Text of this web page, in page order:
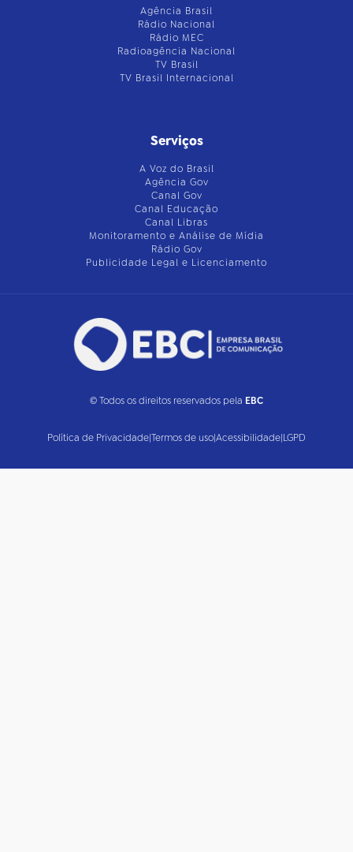
Agência Brasil
Rádio Nacional
Rádio MEC
Radioagência Nacional
TV Brasil
TV Brasil Internacional
Serviços
A Voz do Brasil
Agência Gov
Canal Gov
Canal Educação
Canal Libras
Monitoramento e Análise de Mídia
Rádio Gov
Publicidade Legal e Licenciamento
© Todos os direitos reservados pela EBC
Política de Privacidade|Termos de uso|Acessibilidade|LGPD